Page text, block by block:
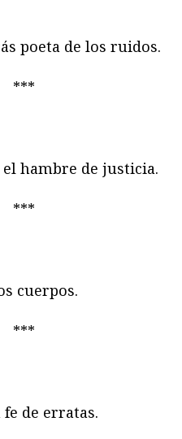
poeta de los ruidos.
***
hambre de justicia.
***
cuerpos.
***
de erratas.